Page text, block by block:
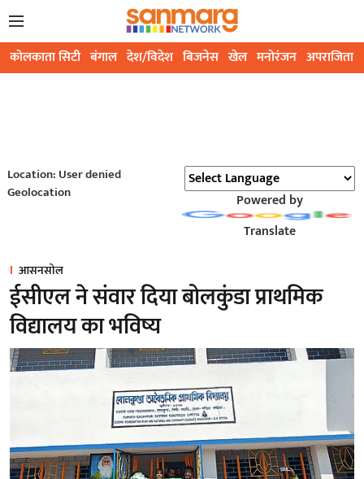
कोलकाता सिटी बंगाल देश/विदेश बिजनेस खेल मनोरंजन अपराजिता
Location: User denied
Geolocation
Powered by
Translate
आसनसोल
ईसीएल ने संवार दिया बोलकुंडा प्राथमिक
विद्यालय का भविष्य